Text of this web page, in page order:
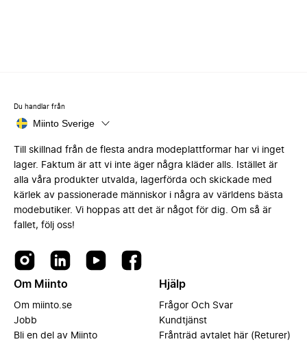
Du handlar från
Miinto Sverige
Till skillnad från de flesta andra modeplattformar har vi inget
lager. Faktum är att vi inte äger några kläder alls. Istället är
alla våra produkter utvalda, lagerförda och skickade med
kärlek av passionerade människor i några av världens bästa
modebutiker. Vi hoppas att det är något för dig. Om så är
fallet, följ oss!
Om Miinto
Om miinto.se
Jobb
Bli en del av Miinto
Hjälp
Frågor Och Svar
Kundtjänst
Frånträd avtalet här (Returer)